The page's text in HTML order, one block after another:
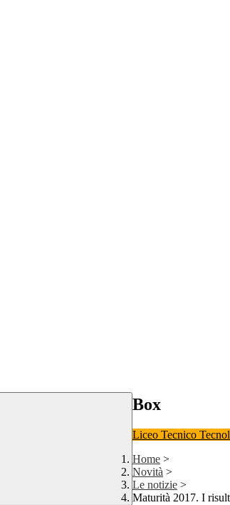
Box
Liceo Tecnico
Home >
Novità >
Le notizie >
Maturità 2017. I